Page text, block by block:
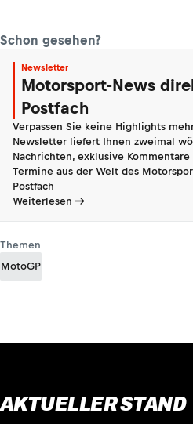
Schon gesehen?
Newsletter
Motorsport-News
Postfach
Verpassen Sie keine Highlights
Newsletter liefert Ihnen zweimal
Nachrichten, exklusive
Termine aus der Welt des
Postfach
Weiterlesen
Themen
MotoGP
AKTUELLER STAND